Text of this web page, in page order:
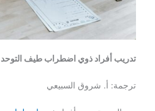
تدريب أفراد ذوي اضطراب طيف التوحد
ترجمة: أ. شروق السبيعي